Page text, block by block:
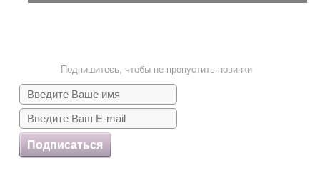
Подпишитесь, чтобы не пропустить новинки
Подписаться